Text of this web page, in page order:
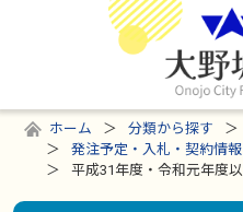
ホーム 分類から探す
発注予定・入札・契約情報
平成31年度・令和元年度